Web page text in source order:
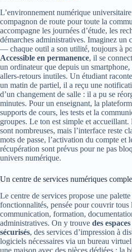
L’environnement numérique
compagnon de route pour toute la
accompagne les journées d’étude, les
démarches administratives. Imaginez un
— chaque outil a son utilité, toujours à
Accessible en permanence, il se
un ordinateur que depuis un
allers-retours inutiles. Un étudiant
un matin de partiel, il a reçu une
d’un changement de salle : il a pu se
minutes. Pour un enseignant, la
supports de cours, les tests et la
groupes. Le ton est simple et
sont nombreuses, mais l’interface reste
mots de passe, l’activation du compte et
récupération sont prévus pour ne pas
univers numérique.
Un centre de services numériques
Le centre de services propose une
fonctionnalités, pensée pour couvrir tous
communication, formation,
administratives. On y trouve des
sécurisés, des services d’impression à
logiciels nécessaires via un bureau
une maison avec des pièces dédiées : la